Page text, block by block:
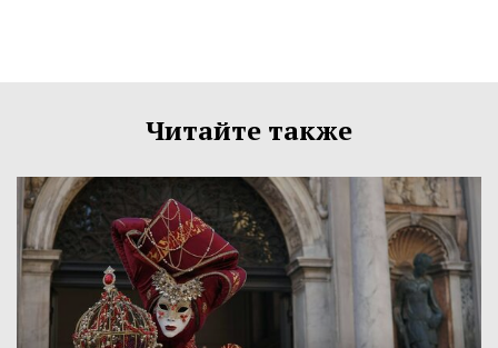
Читайте также